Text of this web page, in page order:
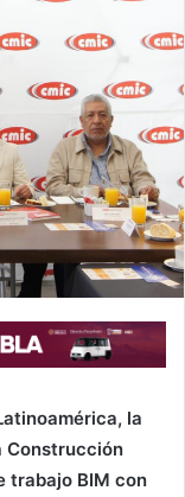
la
Construcción
trabajo BIM con